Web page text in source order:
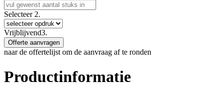
Selecteer 2.
Vrijblijvend3.
Offerte aanvragen
naar de offertelijst om de aanvraag af te ronden
Productinformatie